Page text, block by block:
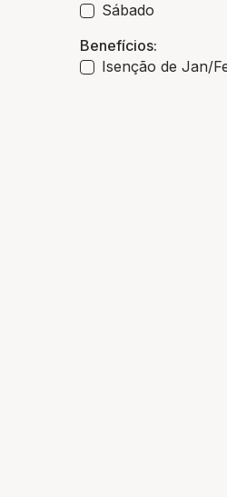
Sábado
Benefícios:
Isenção de Jan/